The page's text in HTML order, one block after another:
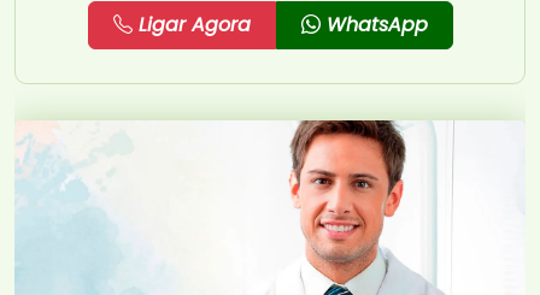
Ligar Agora WhatsApp